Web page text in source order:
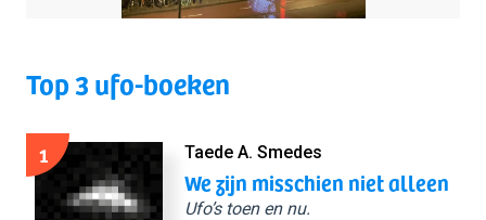
Top 3 ufo-boeken
1 Taede A. Smedes
We zijn misschien niet alleen
Ufo’s toen en nu.